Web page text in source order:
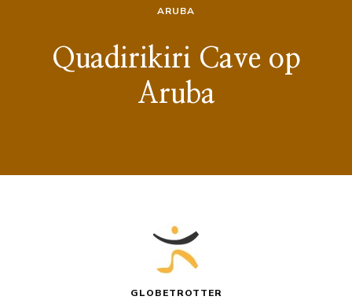
ARUBA
Quadirikiri Cave op
Aruba
GLOBETROTTER